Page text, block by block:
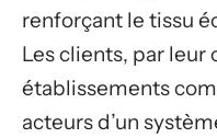
renforçant le tissu
Les clients, par
établissements
acteurs d’un